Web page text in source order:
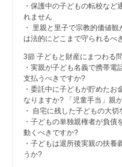
・保護中の子どもの転校など
れません
・ 里親と里子で宗教的価値
は法的にどこまで守られるべ
3節 子どもと財産にまつわる
・実親が子ども名義で携帯
支払うべきですか?
・委託中に子どもが貯めたお
なりますか?
「児童手当」親
・ 自宅に残した子どもの大
・子どもの単独親権者が負債
動くべきですか?
・子どもは退所後実親の扶養
うか?